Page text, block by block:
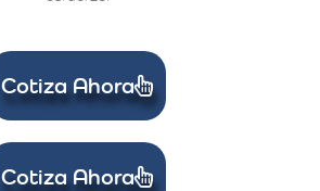
Cotiza Ahora
Cotiza Ahora